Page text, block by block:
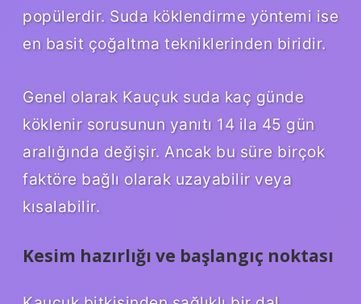
popülerdir. Suda köklendirme yöntemi ise
en basit çoğaltma tekniklerinden biridir.
Genel olarak Kauçuk suda kaç günde
köklenir sorusunun yanıtı 14 ila 45 gün
aralığında değişir. Ancak bu süre birçok
faktöre bağlı olarak uzayabilir veya
kısalabilir.
Kesim hazırlığı ve başlangıç noktası